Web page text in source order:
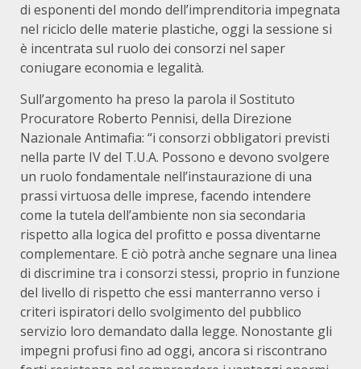
di esponenti del mondo dell’imprenditoria impegnata
nel riciclo delle materie plastiche, oggi la sessione si
è incentrata sul ruolo dei consorzi nel saper
coniugare economia e legalità.
Sull’argomento ha preso la parola il Sostituto
Procuratore Roberto Pennisi, della Direzione
Nazionale Antimafia: “i consorzi obbligatori previsti
nella parte IV del T.U.A. Possono e devono svolgere
un ruolo fondamentale nell’instaurazione di una
prassi virtuosa delle imprese, facendo intendere
come la tutela dell’ambiente non sia secondaria
rispetto alla logica del profitto e possa diventarne
complementare. E ciò potrà anche segnare una linea
di discrimine tra i consorzi stessi, proprio in funzione
del livello di rispetto che essi manterranno verso i
criteri ispiratori dello svolgimento del pubblico
servizio loro demandato dalla legge. Nonostante gli
impegni profusi fino ad oggi, ancora si riscontrano